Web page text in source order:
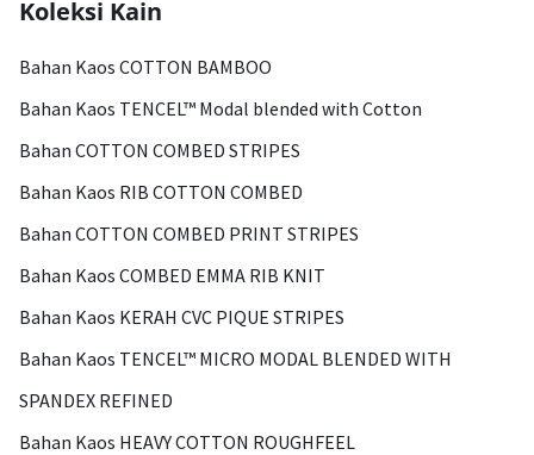
Koleksi Kain
Bahan Kaos COTTON BAMBOO
Bahan Kaos TENCEL™ Modal blended with Cotton
Bahan COTTON COMBED STRIPES
Bahan Kaos RIB COTTON COMBED
Bahan COTTON COMBED PRINT STRIPES
Bahan Kaos COMBED EMMA RIB KNIT
Bahan Kaos KERAH CVC PIQUE STRIPES
Bahan Kaos TENCEL™ MICRO MODAL BLENDED WITH
SPANDEX REFINED
Bahan Kaos HEAVY COTTON ROUGHFEEL